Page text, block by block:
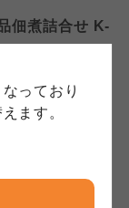
っており
ます。
佃煮詰合せ K-
円)
をクリッ